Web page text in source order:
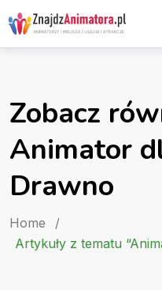
Skip
to
content
Zobacz
Animator
Drawno
Home
/
Artykuły z tematu